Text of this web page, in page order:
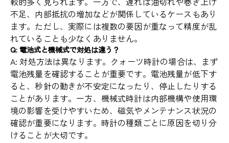
不足、内部抵抗の増加などが関係しているケースもあり
ます。ただし、実際には複数の要因が重なって精度が乱
れていることも少なくありません。
Q: 電池式と機械式で対処は違う？
A: 対処方法は異なります。クォーツ時計の場合は、まず
電池残量を確認することが重要です。電池残量が低下す
ると、秒針の動きが不安定になったり、停止したりする
ことがあります。一方、機械式時計は内部機構や使用環
境の影響を受けやすいため、磁気やメンテナンス状況の
確認が重要になります。時計の種類ごとに原因を切り分
けることが大切です。